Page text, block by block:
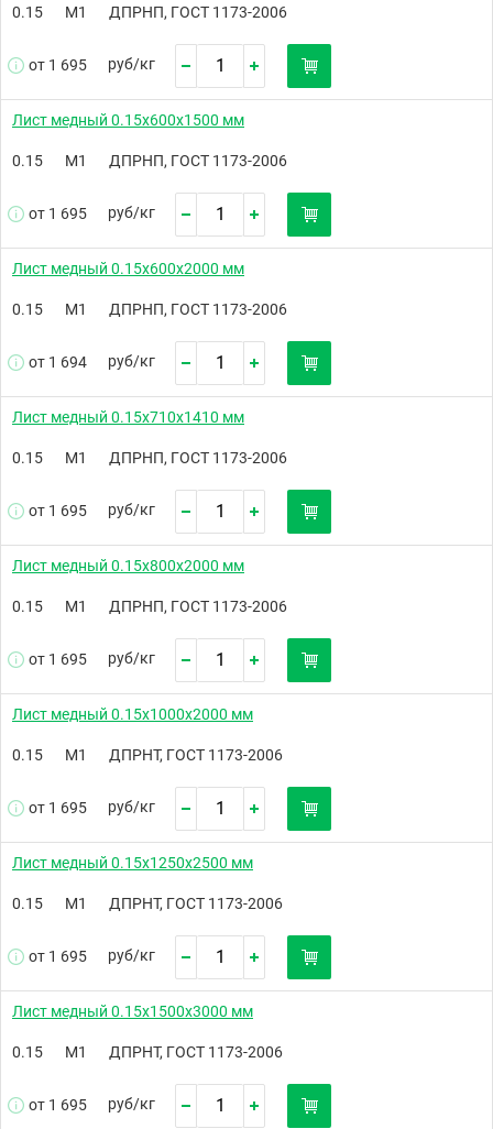
0.15 М1 ДПРНП, ГОСТ 1173-2006
от 1 695 руб/кг
Лист медный 0.15х600х1500 мм
0.15 М1 ДПРНП, ГОСТ 1173-2006
от 1 695 руб/кг
Лист медный 0.15х600х2000 мм
0.15 М1 ДПРНП, ГОСТ 1173-2006
от 1 694 руб/кг
Лист медный 0.15х710х1410 мм
0.15 М1 ДПРНП, ГОСТ 1173-2006
от 1 695 руб/кг
Лист медный 0.15х800х2000 мм
0.15 М1 ДПРНП, ГОСТ 1173-2006
от 1 695 руб/кг
Лист медный 0.15х1000х2000 мм
0.15 М1 ДПРНТ, ГОСТ 1173-2006
от 1 695 руб/кг
Лист медный 0.15х1250х2500 мм
0.15 М1 ДПРНТ, ГОСТ 1173-2006
от 1 695 руб/кг
Лист медный 0.15х1500х3000 мм
0.15 М1 ДПРНТ, ГОСТ 1173-2006
от 1 695 руб/кг